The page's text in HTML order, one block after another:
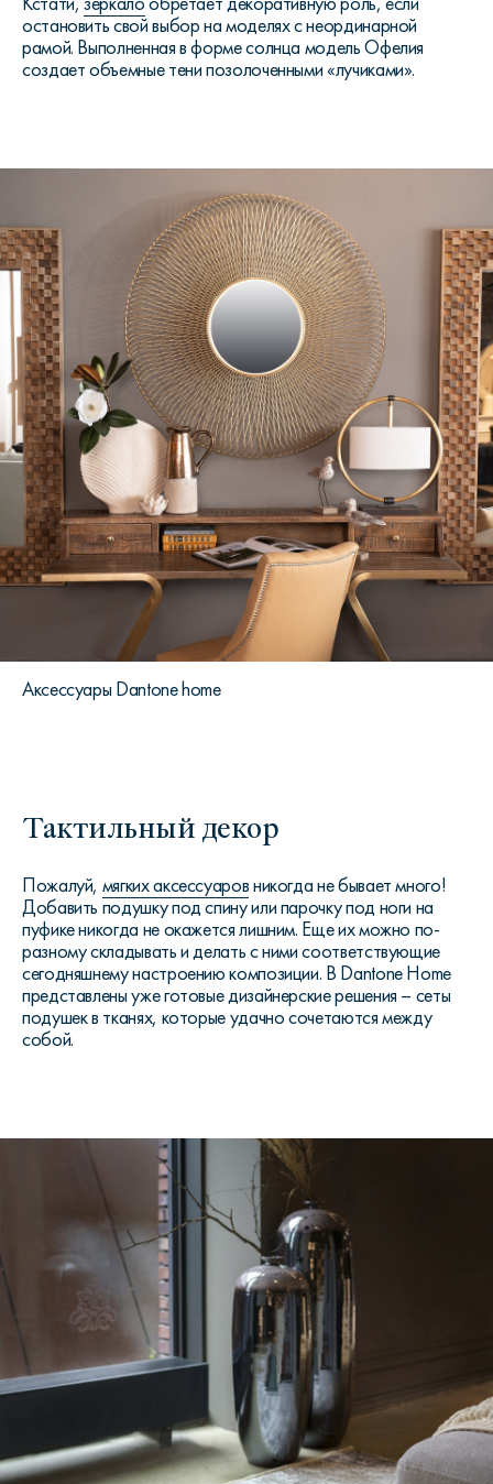
остановить свой выбор на моделях с неординарной
рамой. Выполненная в форме солнца модель Офелия
создает объемные тени позолоченными «лучиками».
Аксессуары Dantone home
Тактильный декор
Пожалуй, мягких аксессуаровникогда не бывает много!
Добавить подушку под спину или парочку под ноги на
пуфике никогда не окажется лишним. Еще их можно по-
разному складывать и делать с ними соответствующие
сегодняшнему настроению композиции. В Dantone Home
представлены уже готовые дизайнерские решения – сеты
подушек в тканях, которые удачно сочетаются между
собой.